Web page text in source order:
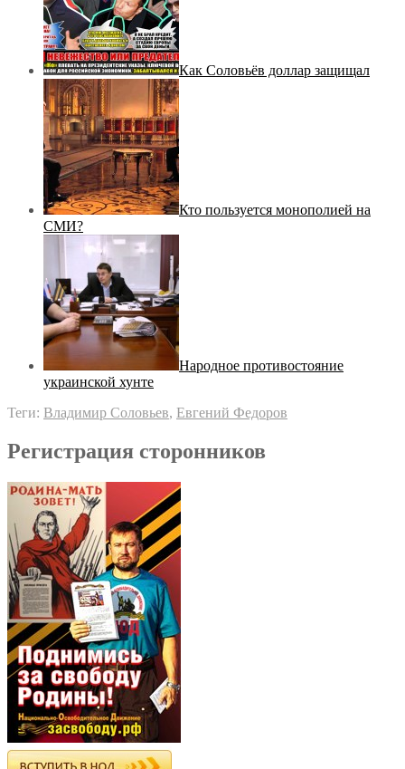
Как Соловьёв доллар защищал
Кто пользуется монополией на
СМИ?
Народное противостояние
украинской хунте
Теги: Владимир Соловьев, Евгений Федоров
Регистрация сторонников